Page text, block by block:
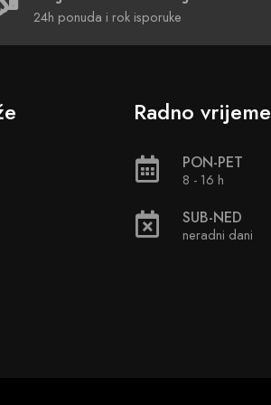
24h ponuda i rok isporuke
Radno vrijeme
PON-PET
8 - 16 h
SUB-NED
neradni dani